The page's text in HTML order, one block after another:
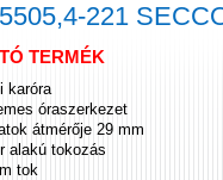
221
TERMÉK
karóra
óraszerkezet
átmérője 29 mm
alakú tokozás
tok